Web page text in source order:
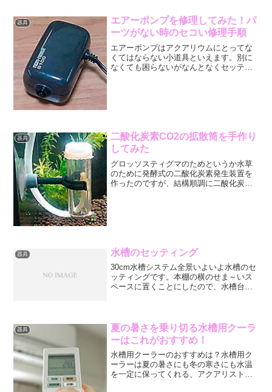
器具
エアーポンプを修理してみた！パ
ーツがない時のセコい修理手順
エアーポンプはアクアリウムにとってな
くてはならない小道具といえます。別に
なくても困らないがなんとなくセッティ
器具
二酸化炭素CO2の拡散筒を手作り
してみた
グロッソスティグマのためというか水草
のために発酵式の二酸化炭素発生装置を
作ったのですが、結構順調に二酸化炭素
器具 水槽のセッティング
30cm水槽システム全景いよいよ水槽のセ
ッティングです。本棚の横のせま～いス
ペースに置くことにしたので、水槽台は
量は30kg以上...
器具
夏の暑さを乗り切る水槽用クーラ
ーはこれがおすすめ！
水槽用クーラーのおすすめは？水槽用ク
ーラーは夏の暑さにも冬の寒さにも水温
を一定に保ってくれる、アクアリストに